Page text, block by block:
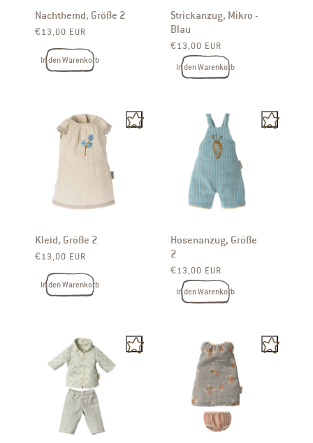
Nachthemd, Größe 2
Normaler Preis
€13,00 EUR
In den Warenkorb
Strickanzug, Mikro -
Blau
Normaler Preis
€13,00 EUR
In den Warenkorb
Kleid, Größe 2
Normaler Preis
€13,00 EUR
In den Warenkorb
Hosenanzug, Größe
2
Normaler Preis
€13,00 EUR
In den Warenkorb